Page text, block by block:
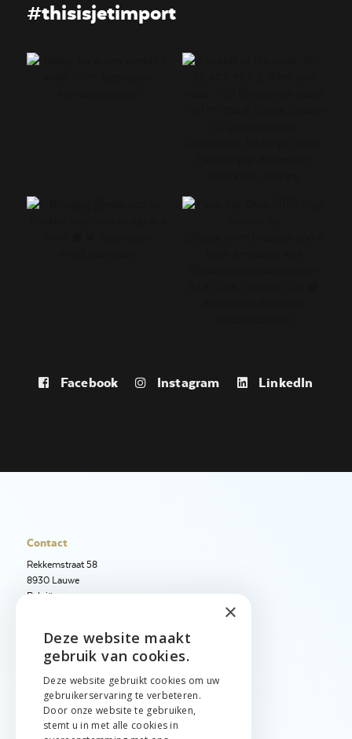
#thisisjetimport
Facebook Instagram LinkedIn
Contact
Rekkemstraat 58
8930 Lauwe
België
+32 56 50 12 95
info@jetimport.be
Taal
English
ENGLISH
FRANÇAIS
×
Deze website maakt
gebruik van cookies.
Deze website gebruikt cookies om uw
gebruikerservaring te verbeteren.
Door onze website te gebruiken,
stemt u in met alle cookies in